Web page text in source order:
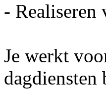
- Realiseren
Je werkt
dagdiensten